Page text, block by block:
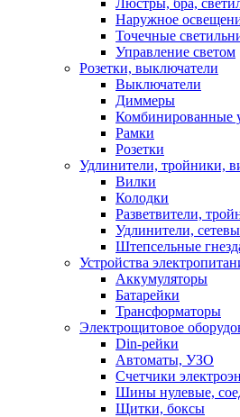
Наружное
Точечные
Управление светом
Розетки, выключатели
Выключатели
Диммеры
Комбинированные
Рамки
Розетки
Удлинители, тройники,
Вилки
Колодки
Разветвители,
Удлинители,
Штепсельные
Устройства
Аккумуляторы
Батарейки
Трансформаторы
Электрощитовое
Din-рейки
Автоматы, УЗО
Счетчики
Шины нулевые,
Щитки, боксы